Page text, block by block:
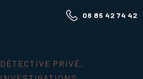
06 85 42 74 42
DÉTECTIVE PRIVÉ,